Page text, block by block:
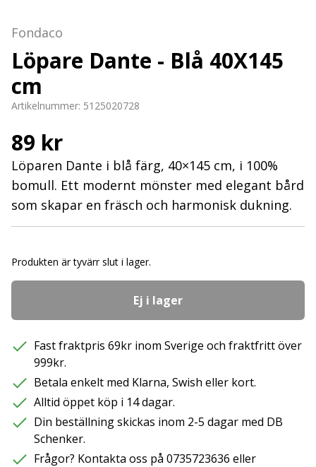
Fondaco
Löpare Dante - Blå 40X145
cm
Artikelnummer: 5125020728
89 kr
Löparen Dante i blå färg, 40×145 cm, i 100%
bomull. Ett modernt mönster med elegant bård
som skapar en fräsch och harmonisk dukning.
Produkten är tyvärr slut i lager.
Ej i lager
Fast fraktpris 69kr inom Sverige och fraktfritt över
999kr.
Betala enkelt med Klarna, Swish eller kort.
Alltid öppet köp i 14 dagar.
Din beställning skickas inom 2-5 dagar med DB
Schenker.
Frågor? Kontakta oss på 0735723636 eller